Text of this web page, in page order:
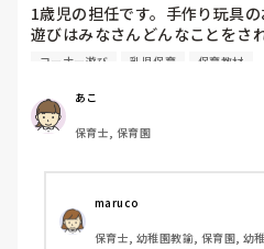
1歳児の担任です。手作り玩具
遊びはみなさんどんなことをさ
何か作ろうと思っていますが、
コーナー遊び 乳児保育 保育教材
あこ
保育士, 保育園
maruco
保育士, 幼稚園教諭, 保育園, 幼